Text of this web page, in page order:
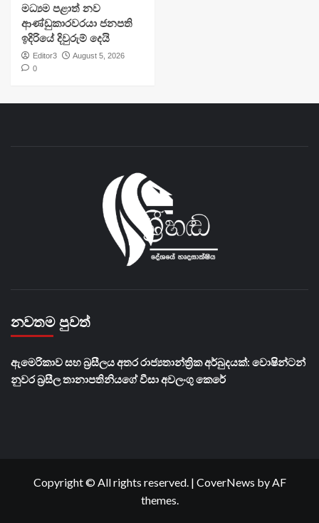
මධ්‍යම පළාත් නව
ආණ්ඩුකාරවරයා ජනපති
ඉදිරියේ දිවුරුම් දෙයි
Editor3
August 5, 2026
0
නවතම පුවත්
ඇමෙරිකාව සහ බ්‍රසීලය අතර රාජ්‍යතාන්ත්‍රික අර්බුදයක්: වොෂින්ටන්
නුවර බ්‍රසීල තානාපතිනියගේ වීසා අවලංගු කෙරේ
Copyright © All rights reserved. | CoverNews by AF
themes.